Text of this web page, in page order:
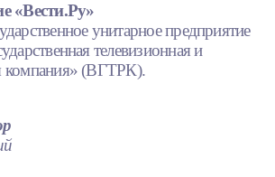
«Вести.Ру»
унитарное предприятие
телевизионная и
компания» (ВГТРК).